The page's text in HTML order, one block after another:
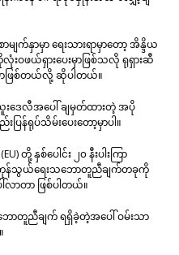
က်နှာမှာ ရေးသားရာမှာတော့ အိန္ဒိယ
ယ်ရှားပေးမှာဖြစ်သလို ရုရှားဆီ
ဖြစ်တယ်လို့ ဆိုပါတယ်။
ဒေလီအပေါ် ချမှတ်ထားတဲ့ အပို
ြန်ရုပ်သိမ်းပေးတော့မှာပါ။
တို့ နှစ်ပေါင်း ၂၀ နီးပါးကြာ
ကုန်သွယ်ရေးသဘောတူညီချက်တခုကို
လာတာ ဖြစ်ပါတယ်။
ာတူညီချက် ရရှိခဲ့တဲ့အပေါ် ဝမ်းသာ